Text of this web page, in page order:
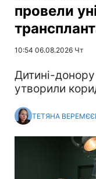
провели
10:54 06.08.2026 Чт
Дитині-донору
утворили
ТЕТЯНА